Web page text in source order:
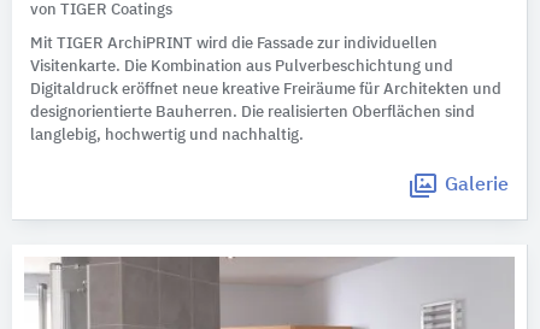
von TIGER Coatings
Mit TIGER ArchiPRINT wird die Fassade zur individuellen
Visitenkarte. Die Kombination aus Pulverbeschichtung und
Digitaldruck eröffnet neue kreative Freiräume für Architekten und
designorientierte Bauherren. Die realisierten Oberflächen sind
langlebig, hochwertig und nachhaltig.
Galerie